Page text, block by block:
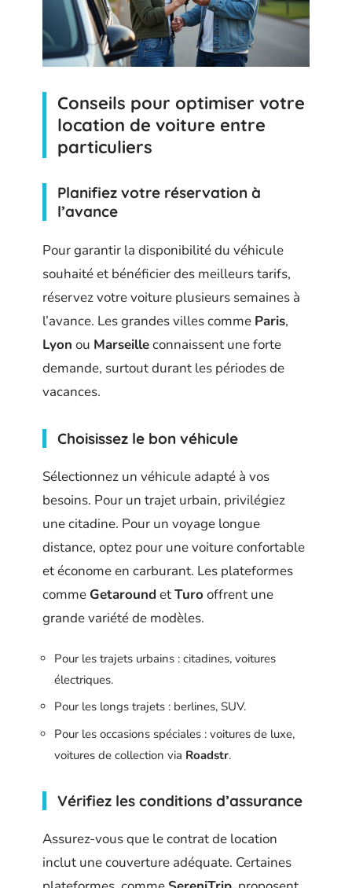
Conseils pour optimiser votre
location de voiture entre
particuliers
Planifiez votre réservation à
l’avance
Pour garantir la disponibilité du véhicule
souhaité et bénéficier des meilleurs tarifs,
réservez votre voiture plusieurs semaines à
l’avance. Les grandes villes comme Paris,
Lyon ou Marseilleconnaissent une forte
demande, surtout durant les périodes de
vacances.
Choisissez le bon véhicule
Sélectionnez un véhicule adapté à vos
besoins. Pour un trajet urbain, privilégiez
une citadine. Pour un voyage longue
distance, optez pour une voiture confortable
et économe en carburant. Les plateformes
comme Getaround etTuro offrent une
grande variété de modèles.
Pour les trajets urbains : citadines, voitures
électriques.
Pour les longs trajets : berlines, SUV.
Pour les occasions spéciales : voitures de luxe,
voitures de collection via Roadstr.
Vérifiez les conditions d’assurance
Assurez-vous que le contrat de location
inclut une couverture adéquate. Certaines